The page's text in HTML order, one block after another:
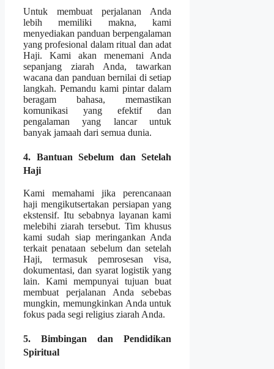
Untuk membuat perjalanan Anda
lebih memiliki makna, kami
menyediakan panduan berpengalaman
yang profesional dalam ritual dan adat
Haji. Kami akan menemani Anda
sepanjang ziarah Anda, tawarkan
wacana dan panduan bernilai di setiap
langkah. Pemandu kami pintar dalam
beragam bahasa, memastikan
komunikasi yang efektif dan
pengalaman yang lancar untuk
banyak jamaah dari semua dunia.
4. Bantuan Sebelum dan Setelah
Haji
Kami memahami jika perencanaan
haji mengikutsertakan persiapan yang
ekstensif. Itu sebabnya layanan kami
melebihi ziarah tersebut. Tim khusus
kami sudah siap meringankan Anda
terkait penataan sebelum dan setelah
Haji, termasuk pemrosesan visa,
dokumentasi, dan syarat logistik yang
lain. Kami mempunyai tujuan buat
membuat perjalanan Anda sebebas
mungkin, memungkinkan Anda untuk
fokus pada segi religius ziarah Anda.
5. Bimbingan dan Pendidikan
Spiritual